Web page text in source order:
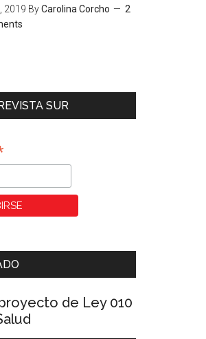
2019 ByCarolina Corcho
2
SUR
de Ley 010